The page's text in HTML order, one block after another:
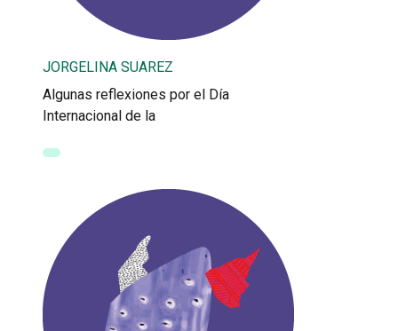
JORGELINA SUAREZ
Algunas reflexiones por el Día
Internacional de la